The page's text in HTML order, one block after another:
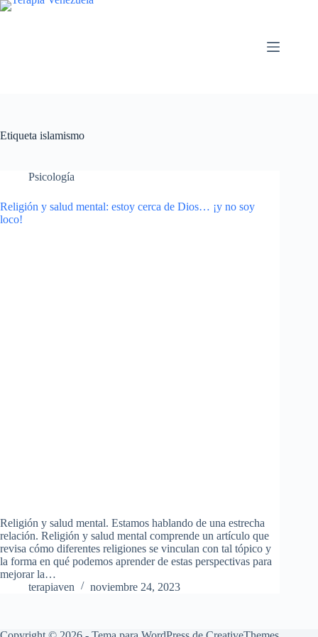
Saltar
Etiqueta islamismo
Psicología
Religión y salud mental: estoy cerca de Dios… ¡y no soy
loco!
Religión y salud mental. Estamos hablando de una estrecha
relación. Religión y salud mental comprende un artículo que
revisa cómo diferentes religiones se vinculan con tal tópico y
la forma en qué podemos aprender de estas perspectivas para
mejorar la…
terapiaven
noviembre 24, 2023